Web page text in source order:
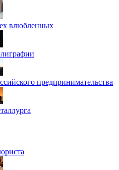
влюбленных
предпринимательства